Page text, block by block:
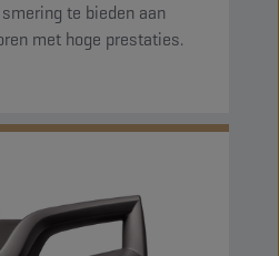
te bieden aan
met hoge prestaties.